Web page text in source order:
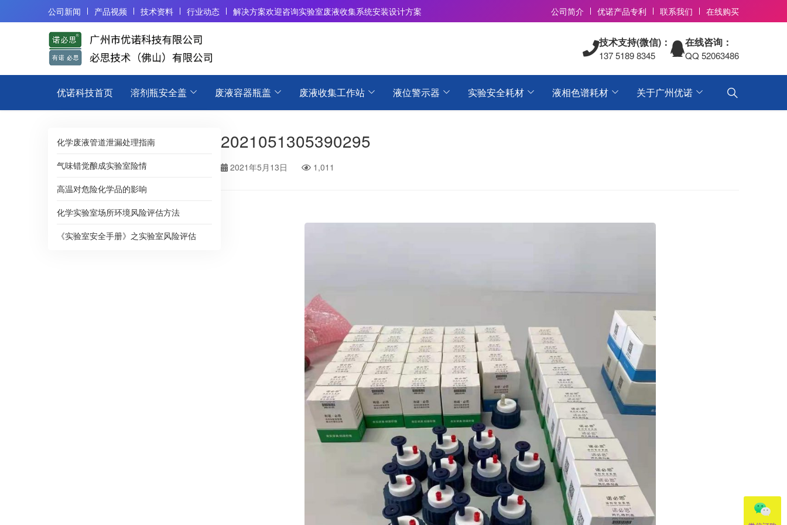
公司新闻 产品视频 技术资料 行业动态 解决方案欢迎咨询实验室废液收集系统安装设计方案 公司简介 优诺产品专利 联系我们 在线购买
技术支持(微信)：
137 5189 8345
在线咨询：
QQ 52063486
优诺科技首页 溶剂瓶安全盖 废液容器瓶盖 废液收集工作站 液位警示器 实验安全耗材 液相色谱耗材 关于广州优诺
化学废液管道泄漏处理指南
气味错觉酿成实验室险情
高温对危险化学品的影响
化学实验室场所环境风险评估方法
《实验室安全手册》之实验室风险评估
2021051305390295
2021年5月13日 1,011